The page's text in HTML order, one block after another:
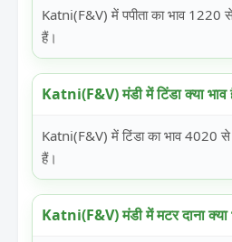
Katni(F&V) में पपीता का भाव
हैं।
Katni(F&V) मंडी में टिंडा क्या भाव
Katni(F&V) में टिंडा का भाव 4020
हैं।
Katni(F&V) मंडी में मटर दाना क्या